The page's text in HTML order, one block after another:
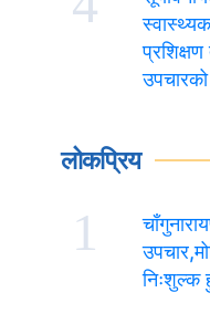
प्रशिक्षण
उपचारको
लोकप्रिय
1
निःशुल्क